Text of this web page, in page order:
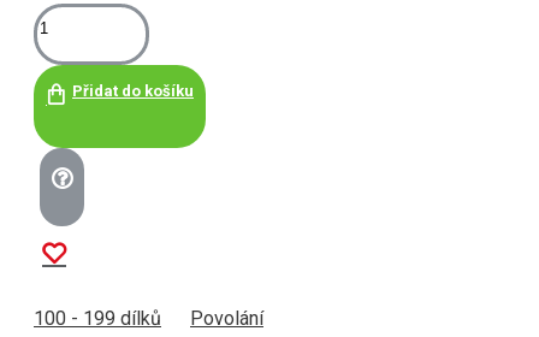
Přidat do košíku
100 - 199 dílků Povolání